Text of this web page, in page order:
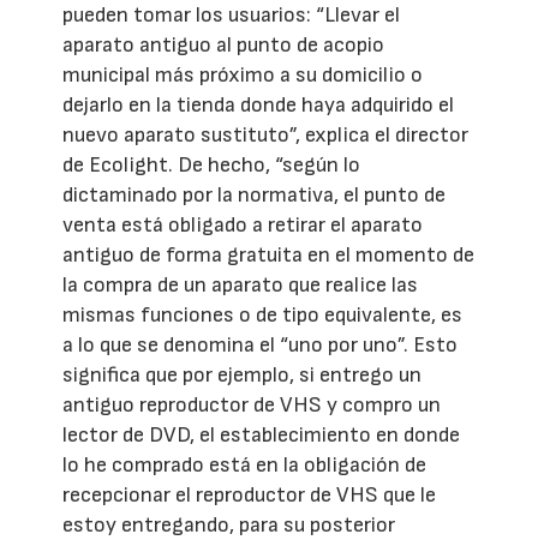
pueden tomar los usuarios: “Llevar el
aparato antiguo al punto de acopio
municipal más próximo a su domicilio o
dejarlo en la tienda donde haya adquirido el
nuevo aparato sustituto”, explica el director
de Ecolight. De hecho, “según lo
dictaminado por la normativa, el punto de
venta está obligado a retirar el aparato
antiguo de forma gratuita en el momento de
la compra de un aparato que realice las
mismas funciones o de tipo equivalente, es
a lo que se denomina el “uno por uno”. Esto
significa que por ejemplo, si entrego un
antiguo reproductor de VHS y compro un
lector de DVD, el establecimiento en donde
lo he comprado está en la obligación de
recepcionar el reproductor de VHS que le
estoy entregando, para su posterior